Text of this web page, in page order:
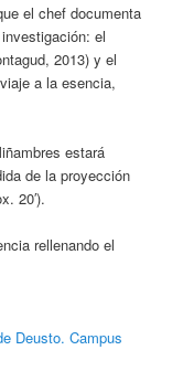
el chef documenta
el
2013) y el
a la esencia,
estará
de la proyección
20′).
rellenando el
Deusto. Campus